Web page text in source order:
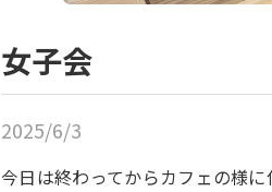
女子会
2025/6/3
今日は終わってからカフェの様